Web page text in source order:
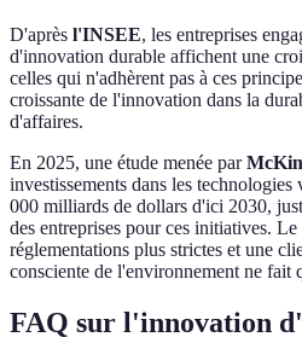
D'après l'INSEE, les entreprises
d'innovation durable affichent une
celles qui n'adhèrent pas à ces
croissante de l'innovation dans la
d'affaires.
En 2025, une étude menée par
investissements dans les
000 milliards de dollars d'ici 2030,
des entreprises pour ces initiatives. Le
réglementations plus strictes et une
consciente de l'environnement ne fait
FAQ sur l'innovation